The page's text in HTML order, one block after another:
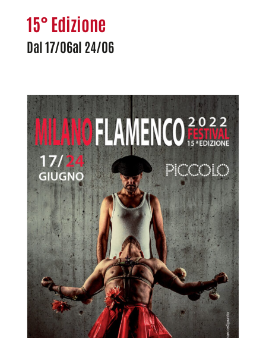
15° Edizione
Dal 17/06al 24/06